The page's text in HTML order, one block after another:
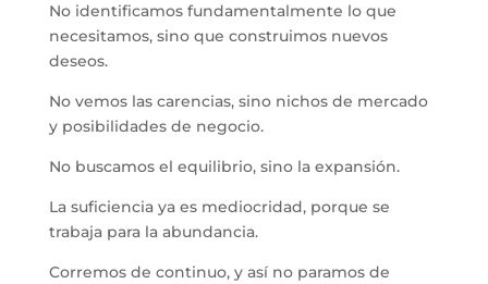
No identificamos fundamentalmente lo que
necesitamos, sino que construimos nuevos
deseos.
No vemos las carencias, sino nichos de mercado
y posibilidades de negocio.
No buscamos el equilibrio, sino la expansión.
La suficiencia ya es mediocridad, porque se
trabaja para la abundancia.
Corremos de continuo, y así no paramos de